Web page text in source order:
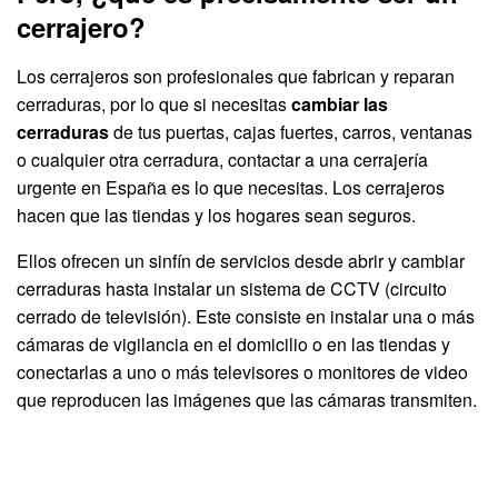
cerrajero?
Los cerrajeros son profesionales que fabrican y reparan
cerraduras, por lo que si necesitascambiar las
cerradurasde tus puertas, cajas fuertes, carros, ventanas
o cualquier otra cerradura, contactar a una cerrajería
urgente en España es lo que necesitas. Los cerrajeros
hacen que las tiendas y los hogares sean seguros.
Ellos ofrecen un sinfín de servicios desde abrir y cambiar
cerraduras hasta instalar un sistema de CCTV (circuito
cerrado de televisión). Este consiste en instalar una o más
cámaras de vigilancia en el domicilio o en las tiendas y
conectarlas a uno o más televisores o monitores de video
que reproducen las imágenes que las cámaras transmiten.